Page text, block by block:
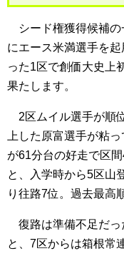
シード権獲得候補の
にエース米満選手を
った1区で創価大史上
果たします。
2区ムイル選手が順
上した原富選手が粘
が61分台の好走で区
と、入学時から5区山
り往路7位。過去最高
復路は準備不足だっ
と、7区からは箱根常